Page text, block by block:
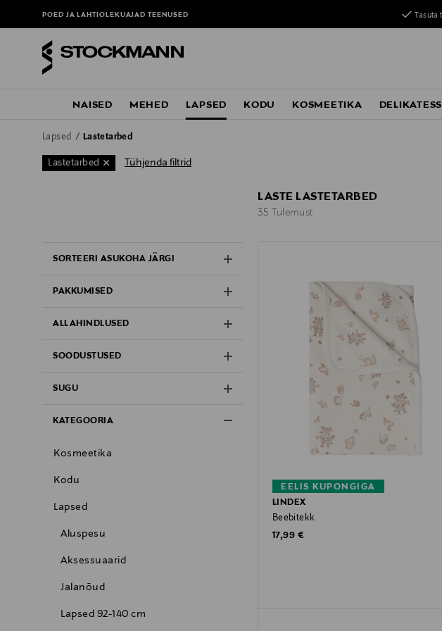
POED JA LAHTIOLEKUAJADTEENUSED
NAISED MEHED LAPSED KODU KOSMEETIKA DELIKATESS
Lapsed Lastetarbed
Lastetarbed Tühjenda filtrid
SORTEERI ASUKOHA JÄRGI
PAKKUMISED
ALLAHINDLUSED
SOODUSTUSED
SUGU
KATEGOORIA
Kosmeetika
Kodu
Lapsed
Aluspesu
Aksessuaarid
Jalanõud
Lapsed 92-140 cm
LASTE LASTETARBED
35 Tulemust
EELIS KUPONGIGA
LINDEX
Beebitekk
Original Price
17,99 €